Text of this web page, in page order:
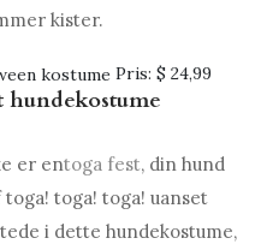
kister.
Pris: $ 24,99
er entoga fest, din hund
toga! toga! uanset
i dette hundekostume,